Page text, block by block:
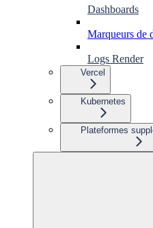
Dashboards
Marqueurs de
Logs Render
Vercel
Kubernetes
Plateformes